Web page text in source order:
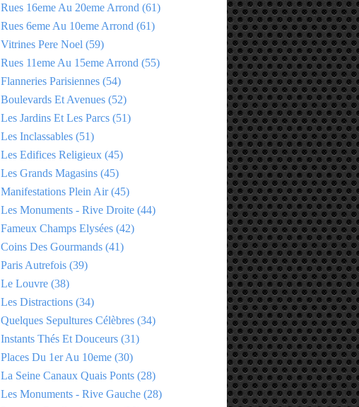
Rues 16eme Au 20eme Arrond (61)
Rues 6eme Au 10eme Arrond (61)
Vitrines Pere Noel (59)
Rues 11eme Au 15eme Arrond (55)
Flanneries Parisiennes (54)
Boulevards Et Avenues (52)
Les Jardins Et Les Parcs (51)
Les Inclassables (51)
Les Edifices Religieux (45)
Les Grands Magasins (45)
Manifestations Plein Air(45)
Les Monuments - Rive Droite (44)
Fameux Champs Elysées (42)
Coins Des Gourmands (41)
Paris Autrefois (39)
Le Louvre (38)
Les Distractions (34)
Quelques Sepultures Célèbres (34)
Instants Thés Et Douceurs (31)
Places Du 1er Au 10eme (30)
La Seine Canaux Quais Ponts (28)
Les Monuments - Rive Gauche (28)